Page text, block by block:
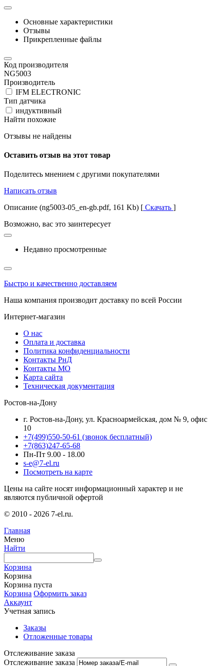
Основные характеристики
Отзывы
Прикрепленные файлы
Код производителя
NG5003
Производитель
IFM ELECTRONIC
Тип датчика
индуктивный
Найти похожие
Отзывы не найдены
Оставить отзыв на этот товар
Поделитесь мнением с другими покупателями
Написать отзыв
Описание (ng5003-05_en-gb.pdf, 161 Kb) [ Скачать ]
Возможно, вас это заинтересует
Недавно просмотренные
Быстро и качественно доставляем
Наша компания производит доставку по всей России
Интернет-магазин
О нас
Оплата и доставка
Политика конфиденциальности
Контакты РнД
Контакты МО
Карта сайта
Техническая документация
Ростов-на-Дону
г. Ростов-на-Дону, ул. Красноармейская, дом № 9, офис
10
+7(499)550-50-61 (звонок бесплатный)
+7(863)247-65-68
Пн-Пт 9.00 - 18.00
s-e@7-el.ru
Посмотреть на карте
Цены на сайте носят информационный характер и не
являются публичной офертой
© 2010 - 2026 7-el.ru.
Главная
Меню
Найти
Корзина
Корзина
Корзина пуста
Корзина Оформить заказ
Аккаунт
Учетная запись
Заказы
Отложенные товары
Отслеживание заказа
Отслеживание заказа